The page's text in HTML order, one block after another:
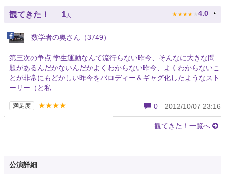
観てきた！ 1 人 ★ ★ ★ ★ ★ 4.0
数学者の奥さん（3749）
第三次の争点 学生運動なんて流行らない昨今、そんなに大きな問
題があるんだかないんだかよくわからない昨今、よくわからないこ
とが非常にもどかしい昨今をバロディー＆ギャグ化したようなスト
ーリー（と私...
満足度 ★★★★ 0 2012/10/07 23:16
観てきた！一覧へ
公演詳細